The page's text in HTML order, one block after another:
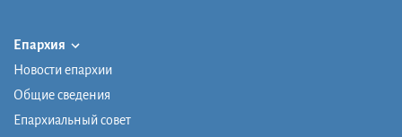
Епархия
Новости епархии
Общие сведения
Епархиальный совет